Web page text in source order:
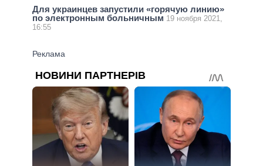
Для украинцев запустили «горячую линию»
по электронным больничным 19 ноября 2021,
16:55